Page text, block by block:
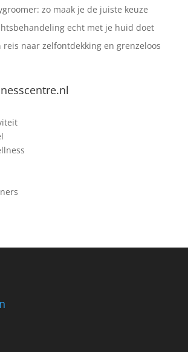
zo maak je de juiste keuze
echt met je huid doet
reis naar zelfontdekking en grenzeloos